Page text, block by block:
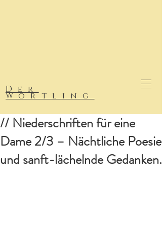
Der
Wortling
// Niederschriften für eine
Dame 2/3 – Nächtliche Poesie
und sanft-lächelnde Gedanken.